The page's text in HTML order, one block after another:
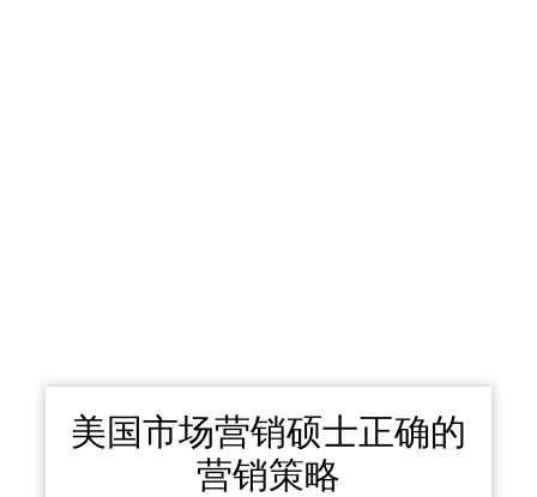
美国市场营销硕士正确的
营销策略